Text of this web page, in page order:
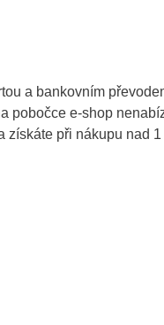
a bankovním
pobočce e-shop
získáte při nákupu nad 1